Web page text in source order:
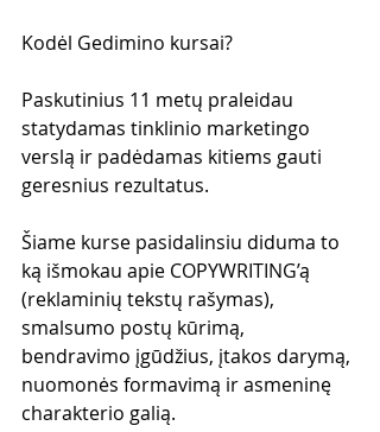
Kodėl Gedimino kursai?
Paskutinius 11 metų praleidau
statydamas tinklinio marketingo
verslą ir padėdamas kitiems gauti
geresnius rezultatus.
Šiame kurse pasidalinsiu diduma to
ką išmokau apie COPYWRITING’ą
(reklaminių tekstų rašymas),
smalsumo postų kūrimą,
bendravimo įgūdžius, įtakos darymą,
nuomonės formavimą ir asmeninę
charakterio galią.